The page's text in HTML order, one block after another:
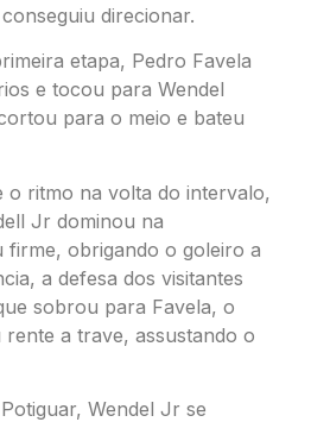
direcionar.
etapa, Pedro Favela
e tocou para Wendel
para o meio e bateu
o ritmo na volta do intervalo,
Jr dominou na
firme, obrigando o goleiro a
a defesa dos visitantes
sobrou para Favela, o
a trave, assustando o
Wendel Jr se